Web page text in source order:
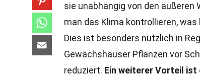
sie unabhängig von den
man das Klima kontrollieren,
Dies ist besonders nützlich in
Gewächshäuser Pflanzen vor
reduziert. Ein weiterer Vorteil